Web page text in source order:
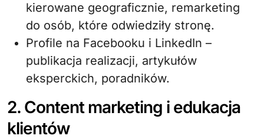
kierowane geograficznie, remarketing
do osób, które odwiedziły stronę.
Profile na Facebooku i LinkedIn –
publikacja realizacji, artykułów
eksperckich, poradników.
2. Content marketing i edukacja
klientów